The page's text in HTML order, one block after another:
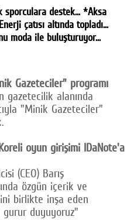
sporculara destek... *Aksa
çatısı altında topladı...
moda ile buluşturuyor...
Gazeteciler" programı
gazetecilik alanında
"Minik Gazeteciler"
oyun girişimi IDaNote'a
(CEO) Barış
özgün içerik ve
birlikte inşa eden
duyuyoruz"